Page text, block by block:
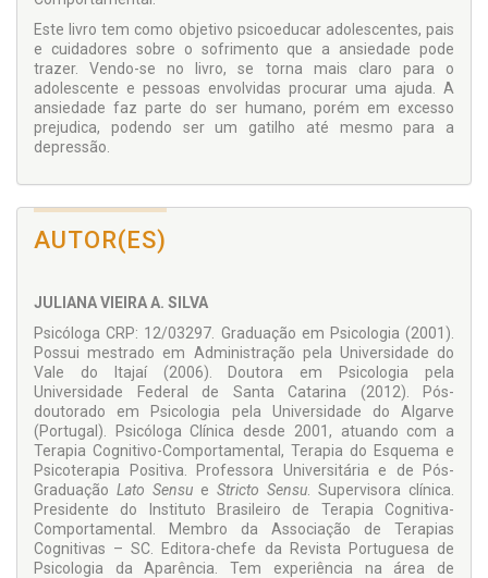
Este livro tem como objetivo psicoeducar adolescentes, pais
e cuidadores sobre o sofrimento que a ansiedade pode
trazer. Vendo-se no livro, se torna mais claro para o
adolescente e pessoas envolvidas procurar uma ajuda. A
ansiedade faz parte do ser humano, porém em excesso
prejudica, podendo ser um gatilho até mesmo para a
depressão.
AUTOR(ES)
JULIANA VIEIRA A. SILVA
Psicóloga CRP: 12/03297. Graduação em Psicologia (2001).
Possui mestrado em Administração pela Universidade do
Vale do Itajaí (2006). Doutora em Psicologia pela
Universidade Federal de Santa Catarina (2012). Pós-
doutorado em Psicologia pela Universidade do Algarve
(Portugal). Psicóloga Clínica desde 2001, atuando com a
Terapia Cognitivo-Comportamental, Terapia do Esquema e
Psicoterapia Positiva. Professora Universitária e de Pós-
Graduação Lato Sensu e Stricto Sensu . Supervisora clínica.
Presidente do Instituto Brasileiro de Terapia Cognitiva-
Comportamental. Membro da Associação de Terapias
Cognitivas – SC. Editora-chefe da Revista Portuguesa de
Psicologia da Aparência. Tem experiência na área de